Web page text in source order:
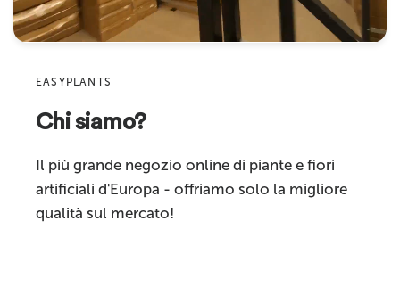
Adatto per Uso interno
prodotto
Sku
Commenta
EASYPLANTS
Chi siamo?
Il più grande negozio online di piante e fiori
artificiali d'Europa - offriamo solo la migliore
qualità sul mercato!